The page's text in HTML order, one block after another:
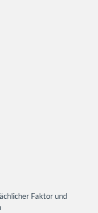
Faktor und